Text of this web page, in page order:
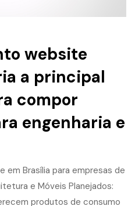
website
a principal
compor
engenharia e
em Brasília para empresas de
e Móveis Planejados:
produtos de consumo